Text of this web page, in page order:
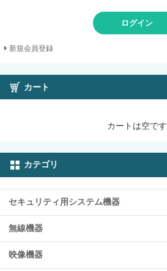
ログイン
新規会員登録
カート
カートは空です
カテゴリ
セキュリティ用システム機器
無線機器
映像機器